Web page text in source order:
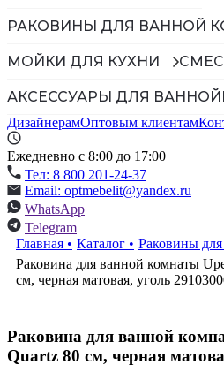
РАКОВИНЫ ДЛЯ ВАННОЙ
МОЙКИ ДЛЯ КУХНИ
АКСЕССУАРЫ ДЛЯ ВАННОЙ
ДизайнерамОптовым клиентам
Ежедневно с 8:00 до 17:00
Тел: 8 800 201-24-37
Email: optmebelit@yandex.ru
WhatsApp
Telegram
Главная • Каталог • Раковины
Раковина для ванной комнаты
см, черная матовая, уголь
Раковина для ванной
Quartz 80 см, черная